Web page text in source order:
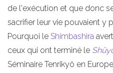
de l'exécution et que donc
sacrifier leur vie pouvaient y
Pourquoi le Shimbashira
ceux qui ont terminé le
Séminaire Tenrikyô en